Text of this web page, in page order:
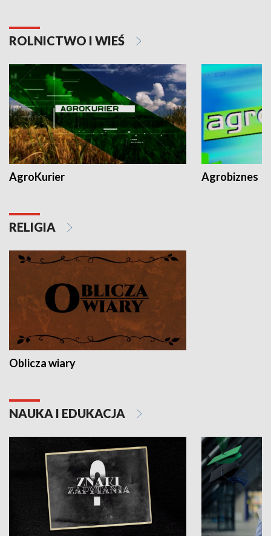
ROLNICTWO I WIEŚ
AgroKurier Agrobiznes
RELIGIA
Oblicza wiary
NAUKA I EDUKACJA